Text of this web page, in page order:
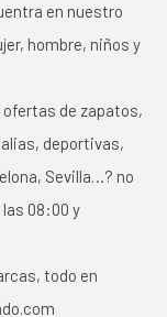
en nuestro
hombre, niños y
de zapatos,
deportivas,
Sevilla…? no
08:00 y
todo en